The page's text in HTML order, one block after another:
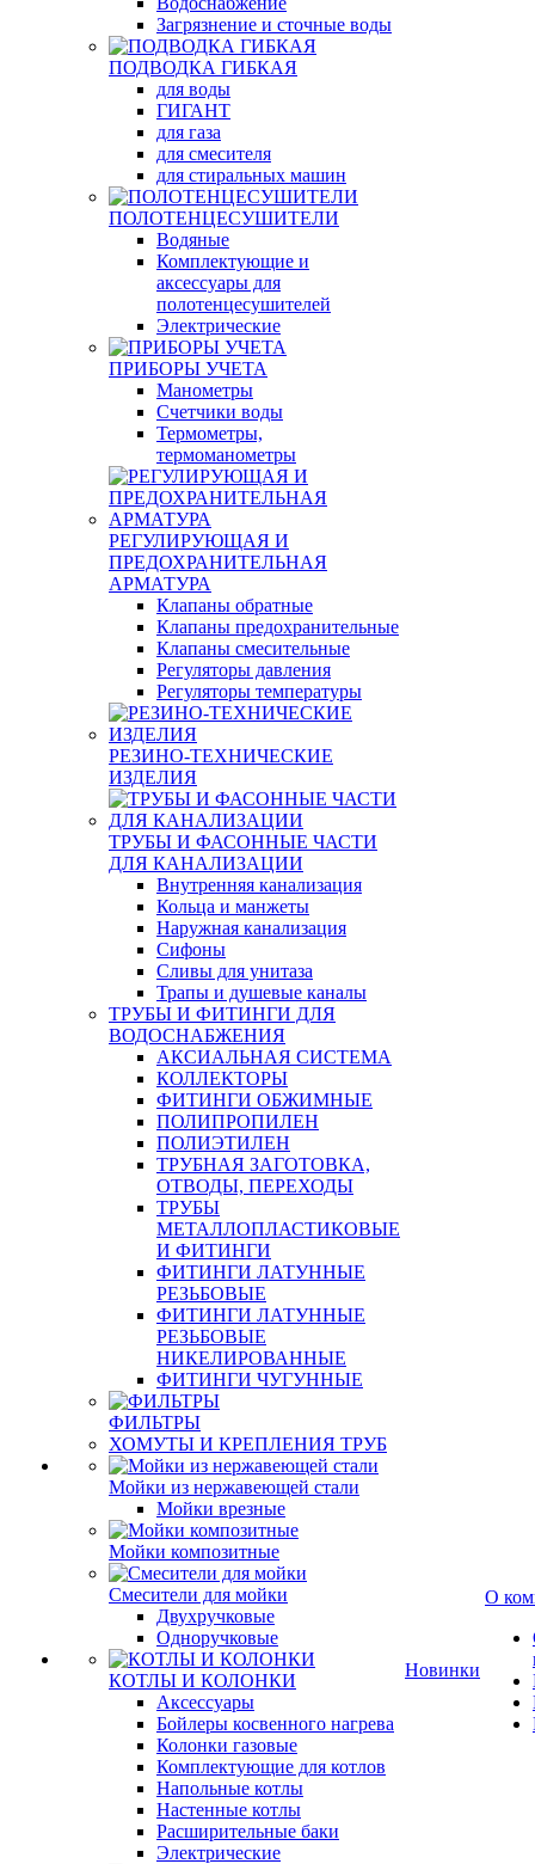
Загрязнение и сточные воды
ПОДВОДКА ГИБКАЯ
для воды
ГИГАНТ
для газа
для смесителя
для стиральных машин
ПОЛОТЕНЦЕСУШИТЕЛИ
Водяные
Комплектующие и
аксессуары для
полотенцесушителей
Электрические
ПРИБОРЫ УЧЕТА
Манометры
Счетчики воды
Термометры,
термоманометры
РЕГУЛИРУЮЩАЯ И
ПРЕДОХРАНИТЕЛЬНАЯ
АРМАТУРА
Клапаны обратные
Клапаны предохранительные
Клапаны смесительные
Регуляторы давления
Регуляторы температуры
РЕЗИНО-ТЕХНИЧЕСКИЕ
ИЗДЕЛИЯ
ТРУБЫ И ФАСОННЫЕ ЧАСТИ
ДЛЯ КАНАЛИЗАЦИИ
Внутренняя канализация
Кольца и манжеты
Наружная канализация
Сифоны
Сливы для унитаза
Трапы и душевые каналы
ТРУБЫ И ФИТИНГИ ДЛЯ
ВОДОСНАБЖЕНИЯ
АКСИАЛЬНАЯ СИСТЕМА
КОЛЛЕКТОРЫ
ФИТИНГИ ОБЖИМНЫЕ
ПОЛИПРОПИЛЕН
ПОЛИЭТИЛЕН
ТРУБНАЯ ЗАГОТОВКА,
ОТВОДЫ, ПЕРЕХОДЫ
ТРУБЫ
МЕТАЛЛОПЛАСТИКОВЫЕ
И ФИТИНГИ
ФИТИНГИ ЛАТУННЫЕ
РЕЗЬБОВЫЕ
ФИТИНГИ ЛАТУННЫЕ
РЕЗЬБОВЫЕ
НИКЕЛИРОВАННЫЕ
ФИТИНГИ ЧУГУННЫЕ
ФИЛЬТРЫ
ХОМУТЫ И КРЕПЛЕНИЯ ТРУБ
Мойки из нержавеющей стали
Мойки врезные
Мойки композитные
Смесители для мойки
Двухручковые
Одноручковые
КОТЛЫ И КОЛОНКИ
Аксессуары
Бойлеры косвенного нагрева
Колонки газовые
Комплектующие для котлов
Напольные котлы
Настенные котлы
Расширительные баки
Электрические
Новинки
О